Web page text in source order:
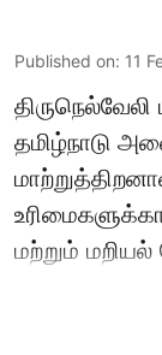
Published on: 11
தமிழ்நாடு
மற்றும்